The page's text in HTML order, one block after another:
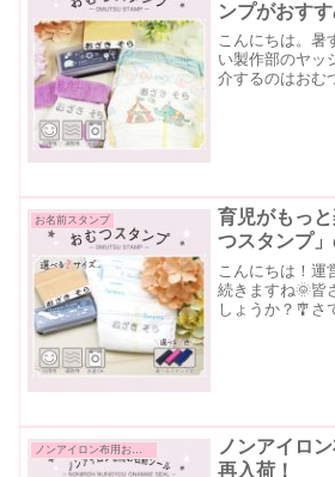
ンプがおすす
こんにちは。暑
い製作部のヤッ
介するのはおむ
お名前スタンプ
育児がもっ
つスタンプ
こんにちは！運
続きますね🌞皆
しょうか？🎐さ
ノンアイロン布用お名前シール
ノンアイロ
再入荷！